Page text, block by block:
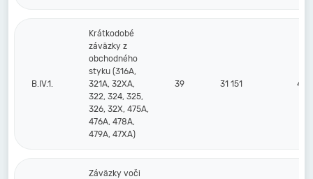
B.IV.1.
Krátkodobé
záväzky z
obchodného
styku (316A,
321A, 32XA,
322, 324, 325,
326, 32X, 475A,
476A, 478A,
479A, 47XA)
39 31 151 47
Záväzky voči